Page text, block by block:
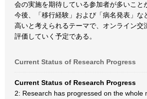
会の実施を期待している参加者が多いこと
今後、「移行経験」および「病名発表」な
高いと考えられるテーマで、オンライン交
評価していく予定である。
Current Status of Research Progress
Current Status of Research Progress
2: Research has progressed on the whole